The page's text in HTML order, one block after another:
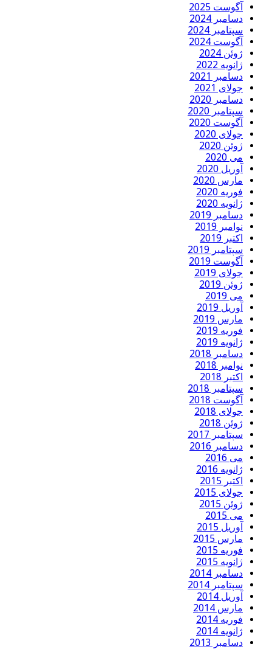
آگوست 2025
دسامبر 2024
سپتامبر 2024
آگوست 2024
ژوئن 2024
ژانویه 2022
دسامبر 2021
جولای 2021
دسامبر 2020
سپتامبر 2020
آگوست 2020
جولای 2020
ژوئن 2020
می 2020
آوریل 2020
مارس 2020
فوریه 2020
ژانویه 2020
دسامبر 2019
نوامبر 2019
اکتبر 2019
سپتامبر 2019
آگوست 2019
جولای 2019
ژوئن 2019
می 2019
آوریل 2019
مارس 2019
فوریه 2019
ژانویه 2019
دسامبر 2018
نوامبر 2018
اکتبر 2018
سپتامبر 2018
آگوست 2018
جولای 2018
ژوئن 2018
سپتامبر 2017
دسامبر 2016
می 2016
ژانویه 2016
اکتبر 2015
جولای 2015
ژوئن 2015
می 2015
آوریل 2015
مارس 2015
فوریه 2015
ژانویه 2015
دسامبر 2014
سپتامبر 2014
آوریل 2014
مارس 2014
فوریه 2014
ژانویه 2014
دسامبر 2013